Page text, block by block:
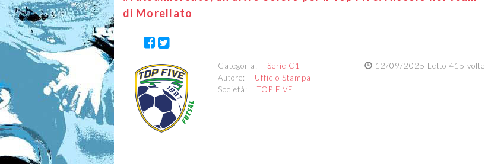
di Morellato
12/09/2025 Letto 415 volte
Categoria: Serie C1
Autore: Ufficio Stampa
Società: TOP FIVE